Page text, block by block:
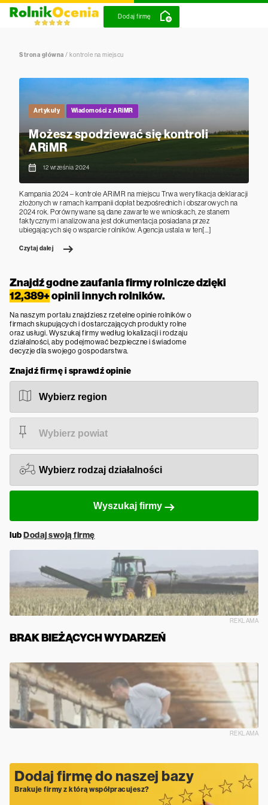
Dodaj firmę
Strona główna / kontrole na miejscu
Artykuły Wiadomości z ARiMR
Możesz spodziewać się kontroli
ARiMR
12 września 2024
Kampania 2024 – kontrole ARiMR na miejscu Trwa weryfikacja deklaracji
złożonych w ramach kampanii dopłat bezpośrednich i obszarowych na
2024 rok. Porównywane są dane zawarte we wnioskach, ze stanem
faktycznym i analizowana jest dokumentacja posiadana przez
ubiegających się o wsparcie rolników. Agencja ustala w ten[…]
Czytaj dalej
Znajdź godne zaufania firmy rolnicze dzięki
12,389+opinii innych rolników.
Na naszym portalu znajdziesz rzetelne opinie rolników o
firmach skupujących i dostarczających produkty rolne
oraz usługi. Wyszukaj firmy według lokalizacji i rodzaju
działalności, aby podejmować bezpieczne i świadome
decyzje dla swojego gospodarstwa.
Znajdź firmę i sprawdź opinie
Wyszukaj firmy
lubDodaj swoją firmę
REKLAMA
BRAK BIEŻĄCYCH WYDARZEŃ
REKLAMA
Dodaj firmę do naszej bazy
Brakuje firmy z którą współpracujesz?